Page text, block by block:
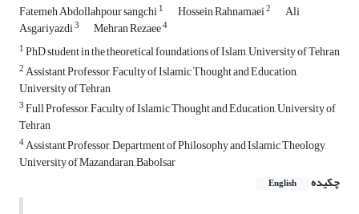
Fatemeh Abdollahpour sangchi1 Hossein Rahnamaei2 Ali
Asgariyazdi3 Mehran Rezaee4
1PhD student in the theoretical foundations of Islam, University of Tehran
2Assistant Professor, Faculty of Islamic Thought and Education,
University of Tehran
3Full Professor, Faculty of Islamic Thought and Education, University of
Tehran
4Assistant Professor, Department of Philosophy and Islamic Theology,
University of Mazandaran, Babolsar
چکیده
English